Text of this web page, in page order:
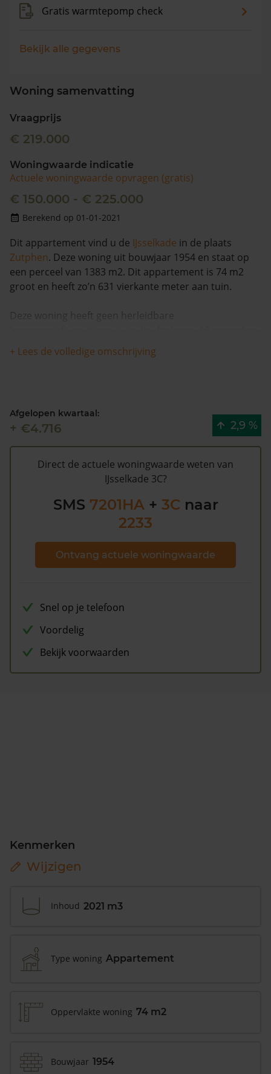
Gratis warmtepomp check
Bekijk alle gegevens
Woning samenvatting
Vraagprijs
€ 219.000
Woningwaarde indicatie
Actuele woningwaarde opvragen (gratis)
€ 150.000 - € 225.000
Berekend op 01-01-2021
Dit appartement vind u de IJsselkade in de plaats
Zutphen. Deze woning uit bouwjaar 1954 en staat op
een perceel van 1383 m2. Dit appartement is 74 m2
groot en heeft zo’n 631 vierkante meter aan tuin.
Deze woning heeft geen herleidbare
meer dan 8% meer waard geworden. De woning is na
1993 één keer van eigenaar gewisseld.
Kadasterdata is de kans laag dat deze waarde te hoog
is en dat er bespaard zou kunnen worden op de
gemeentelijke belastingen. Met hetgratis WOZ alarm
bent u elk jaar op de hoogte van uw laatste WOZ
waarde en kansen op besparing. Schrijf u
+ Lees de volledige omschrijving
Afgelopen kwartaal:
+ €4.716 2,9 %
Direct de actuele woningwaarde weten van
IJsselkade 3C?
SMS 7201HA+ 3C naar
2233
Ontvang actuele woningwaarde
Snel op je telefoon
Voordelig
Bekijk voorwaarden
Kenmerken
Wijzigen
Inhoud 2021 m3
Type woning Appartement
Oppervlakte woning 74 m2
Bouwjaar 1954